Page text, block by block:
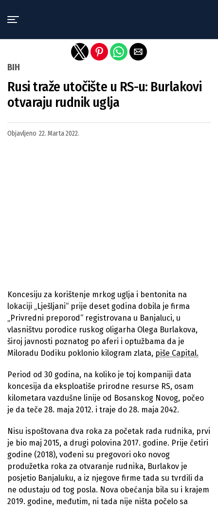
BIH
Rusi traže utočište u RS-u: Burlakovi
otvaraju rudnik uglja
Objavljeno 22. Marta 2022.
Koncesiju za korištenje mrkog uglja i bentonita na
lokaciji „Lješljani“ prije deset godina dobila je firma
„Privredni preporod“ registrovana u Banjaluci, u
vlasništvu porodice ruskog oligarha Olega Burlakova,
široj javnosti poznatog po aferi i optužbama da je
Miloradu Dodiku poklonio kilogram zlata, piše Capital.
Period od 30 godina, na koliko je toj kompaniji data
koncesija da eksploatiše prirodne resurse RS, osam
kilometara vazdušne linije od Bosanskog Novog, počeo
je da teče 28. maja 2012. i traje do 28. maja 2042.
Nisu ispoštovana dva roka za početak rada rudnika, prvi
je bio maj 2015, a drugi polovina 2017. godine. Prije četiri
godine (2018), vođeni su pregovori oko novog
produžetka roka za otvaranje rudnika, Burlakov je
posjetio Banjaluku, a iz njegove firme tada su tvrdili da
ne odustaju od tog posla. Nova obećanja bila su i krajem
2019. godine, međutim, ni tada nije ništa počelo sa